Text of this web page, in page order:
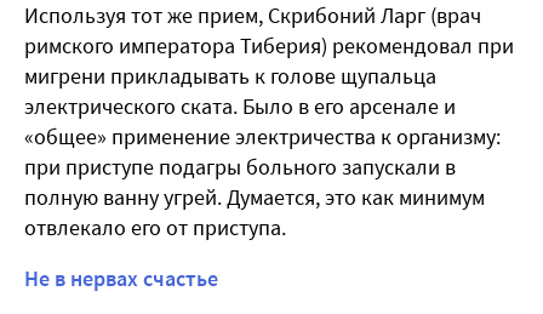
Используя тот же прием, Скрибоний Ларг (врач
римского императора Тиберия) рекомендовал при
мигрени прикладывать к голове щупальца
электрического ската. Было в его арсенале и
«общее» применение электричества к организму:
при приступе подагры больного запускали в
полную ванну угрей. Думается, это как минимум
отвлекало его от приступа.
Не в нервах счастье